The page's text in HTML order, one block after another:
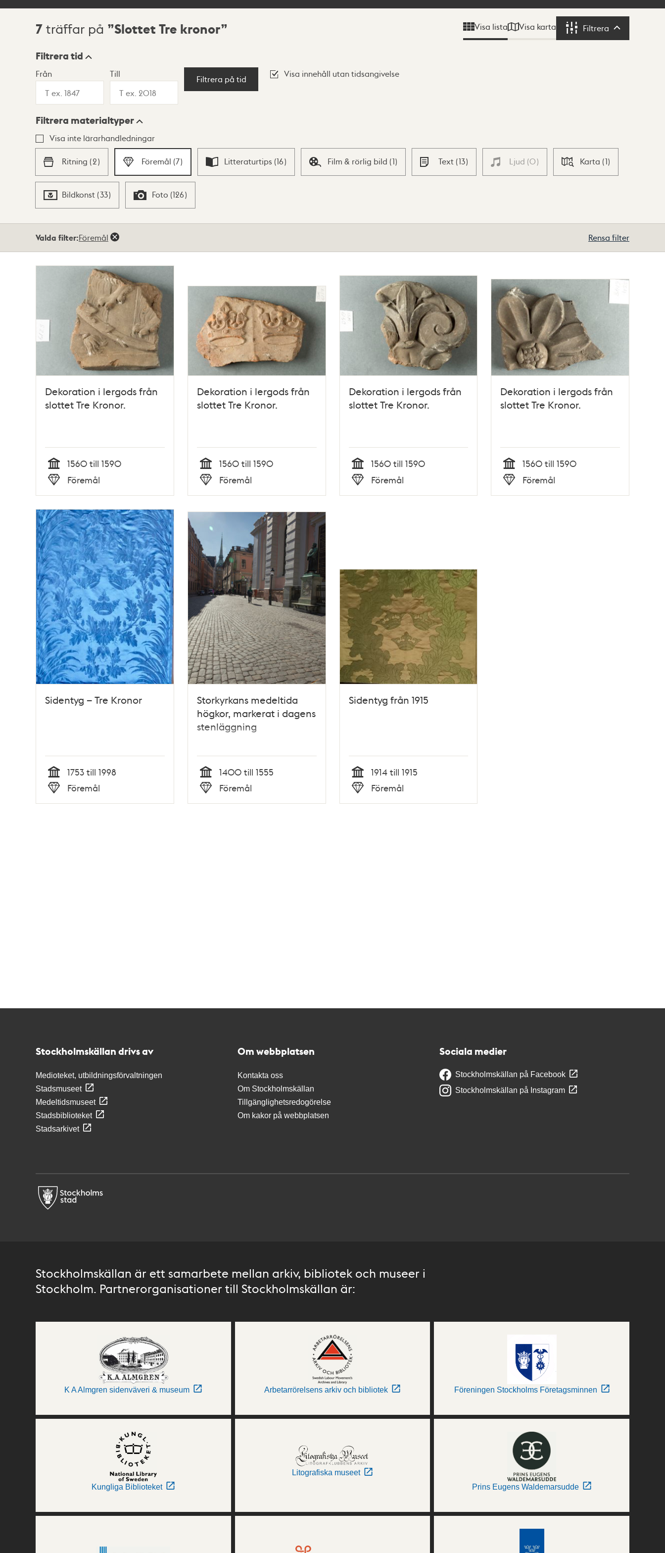
Sökresultat
7 träffar på Slottet Tre kronor Visa lista Visa karta Filtrera Filtrera
Visningsläge
Lista Karta
Filtrera tid
Från Till
Filtrera på tid
Visa innehåll utan tidsangivelse
Filtrera materialtyper
Visa inte lärarhandledningar
Ritning (2) Föremål (7) Litteraturtips (16) Film & rörlig bild (1) Text (13) Ljud (0) Karta (1)
Bildkonst (33) Foto (126)
Valda filter:Föremål Rensa filter
Dekoration i lergods från
slottet Tre Kronor.
Tid
1560 till 1590
Föremål
Dekoration i lergods från
slottet Tre Kronor.
Tid
1560 till 1590
Föremål
Dekoration i lergods från
slottet Tre Kronor.
Tid
1560 till 1590
Föremål
Dekoration i lergods från
slottet Tre Kronor.
Tid
1560 till 1590
Föremål
Sidentyg – Tre Kronor
Tid
1753 till 1998
Typ
Föremål
Storkyrkans medeltida
högkor, markerat i dagens
stenläggning
Tid
1400 till 1555
Typ
Föremål
Sidentyg från 1915
Tid
1914 till 1915
Typ
Föremål
Stockholmskällan drivs av
Medioteket, utbildningsförvaltningen
Stadsmuseet
Medeltidsmuseet
Stadsbiblioteket
Stadsarkivet
Om webbplatsen
Kontakta oss
Om Stockholmskällan
Tillgänglighetsredogörelse
Om kakor på webbplatsen
Sociala medier
Stockholmskällan på Facebook
Stockholmskällan på Instagram
Stockholmskällan är ett samarbete mellan arkiv, bibliotek och museer i
Stockholm. Partnerorganisationer till Stockholmskällan är:
K A Almgren sidenväveri & museum Arbetarrörelsens arkiv och bibliotek Föreningen Stockholms Företagsminnen
Kungliga Biblioteket
Litografiska museet
Prins Eugens Waldemarsudde